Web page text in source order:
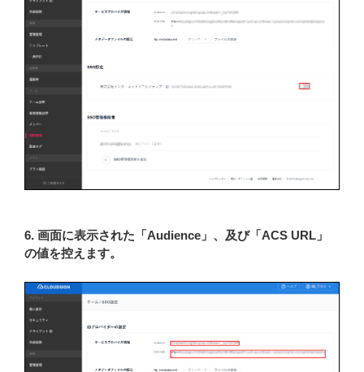
6. 画面に表示された「Audience」、及び「ACS URL」
の値を控えます。